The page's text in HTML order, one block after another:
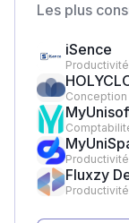
Les plus
iSence
Productivité
Conception
Productivité
Fluxzy
Productivité